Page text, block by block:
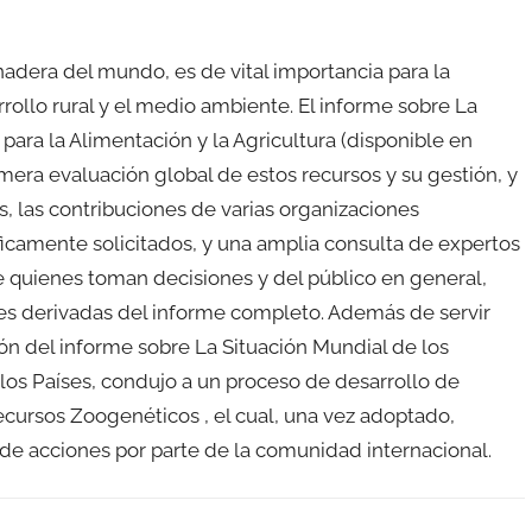
del mundo, es de vital importancia para la
rural y el medio ambiente. El informe sobre La
la Alimentación y la Agricultura (disponible en
evaluación global de estos recursos y su gestión, y
las contribuciones de varias organizaciones
solicitados, y una amplia consulta de expertos
quienes toman decisiones y del público en general,
derivadas del informe completo. Además de servir
del informe sobre La Situación Mundial de los
Países, condujo a un proceso de desarrollo de
Zoogenéticos , el cual, una vez adoptado,
acciones por parte de la comunidad internacional.